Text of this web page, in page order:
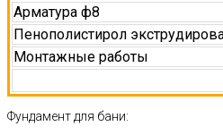
Арматура ф8
Пенополистирол
Монтажные работы
Фундамент для бани: